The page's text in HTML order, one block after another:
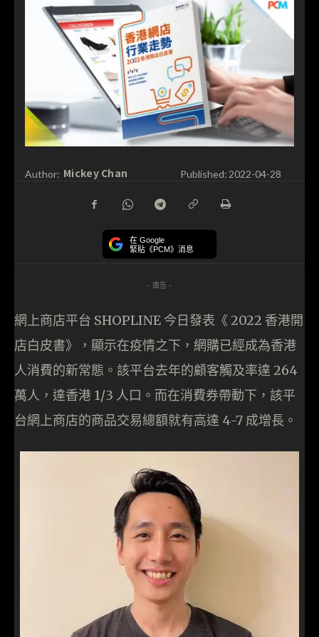
Author: Mickey Chan Published: 2022-04-28
在 Google
緊貼《PCM》消息
- 廣告 -
網上商店平台 SHOPLINE 今日發表《 2022 香港開
店白皮書》，顯示在疫情之下，網購已經成為香港
人消費的新常態。該平台去年的顧客觸及率達 264
萬人，達香港 1/3 人口。而在消費券帶動下，該平
台網上商店的商品交易總額就有高達 4-7 成增長。